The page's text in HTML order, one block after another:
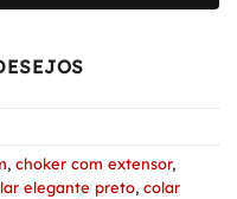
, choker com extensor,
elegante preto, colar